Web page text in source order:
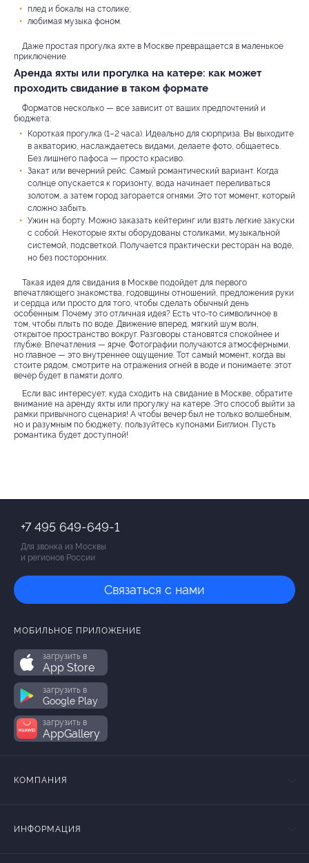
плед и бокалы на столике;
любимая музыка фоном.
Даже простая прогулка яхте в Москве превращается в маленькое
приключение.
Аренда яхты или прогулка на катере: как может
проходить свидание в таком формате
Форматов несколько — все зависит от ваших предпочтений и
бюджета:
Короткая прогулка (1–2 часа). Идеально для сюрприза. Вы выходите
в акваторию, наслаждаетесь видами, делаете фото, общаетесь.
Без лишнего пафоса — просто красиво.
Закат или вечерний рейс. Самый романтический вариант. Когда
солнце опускается к горизонту, вода начинает переливаться
золотом, а затем город загорается огнями. Это тот момент, который
сложно забыть.
Ужин на борту. Можно заказать кейтеринг или взять легкие закуски
с собой. Некоторые яхты оборудованы столиками, музыкальной
системой, подсветкой. Получается практически ресторан на воде,
но без посторонних.
Такая идея для свидания в Москве подойдет для первого
впечатляющего знакомства, годовщины отношений, предложения руки
и сердца или просто для того, чтобы сделать обычный день
особенным. Почему это отличная идея? Есть что-то символичное в
том, чтобы плыть по воде. Движение вперед, мягкий шум волн,
открытое пространство вокруг. Разговоры становятся спокойнее и
глубже. Впечатления — ярче. Фотографии получаются атмосферными,
но главное — это внутреннее ощущение. Тот самый момент, когда вы
стоите рядом, смотрите на отражения огней в воде и понимаете: этот
вечер будет в памяти долго.
Если вас интересует, куда сходить на свидание в Москве, обратите
внимание на аренду яхты или прогулку на катере. Это способ выйти за
рамки привычного сценария! А чтобы вечер был не только волшебным,
но и разумным по бюджету, пользуйтесь купонами Биглион. Пусть
романтика будет доступной!
+7 495 649-649-1
Для звонка из Москвы
и регионов России
Связаться с нами
МОБИЛЬНОЕ ПРИЛОЖЕНИЕ
загрузить в
App Store
загрузить в
Google Play
загрузить в
AppGallery
КОМПАНИЯ
ИНФОРМАЦИЯ